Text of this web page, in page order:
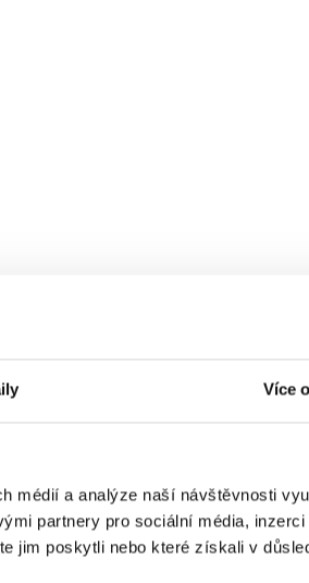
Více
médií a analýze naší návštěvnosti
partnery pro sociální média,
jim poskytli nebo které získali v